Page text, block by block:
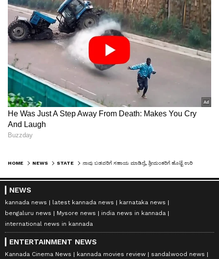
HOME NEWS STATE
NEWS
kannada news latest kannada news
karnataka news
bengaluru news
Mysore news
india news in kannada
international news in kannada
ENTERTAINMENT NEWS
Kannada Cinema News kannada movies review
sandalwood news